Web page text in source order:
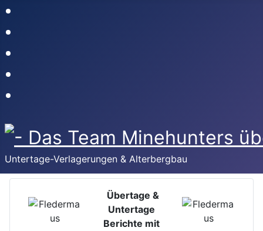
Untertage-Verlagerungen & Alterbergbau
Übertage &
Untertage
Berichte mit